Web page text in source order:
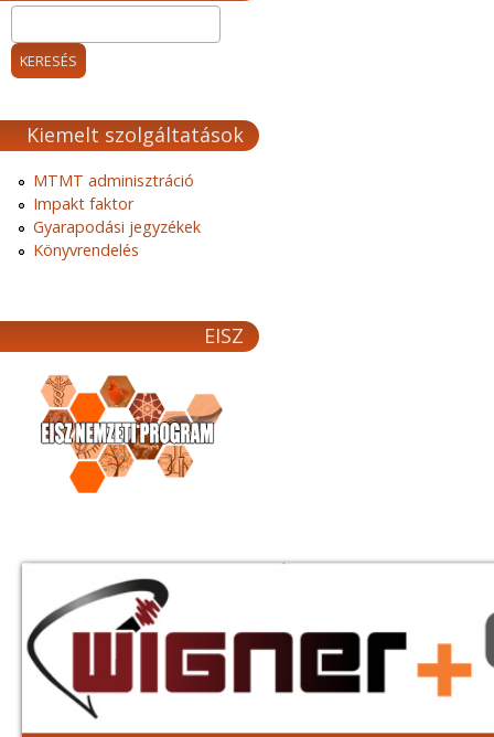
Kiemelt szolgáltatások
MTMT adminisztráció
Impakt faktor
Gyarapodási jegyzékek
Könyvrendelés
EISZ